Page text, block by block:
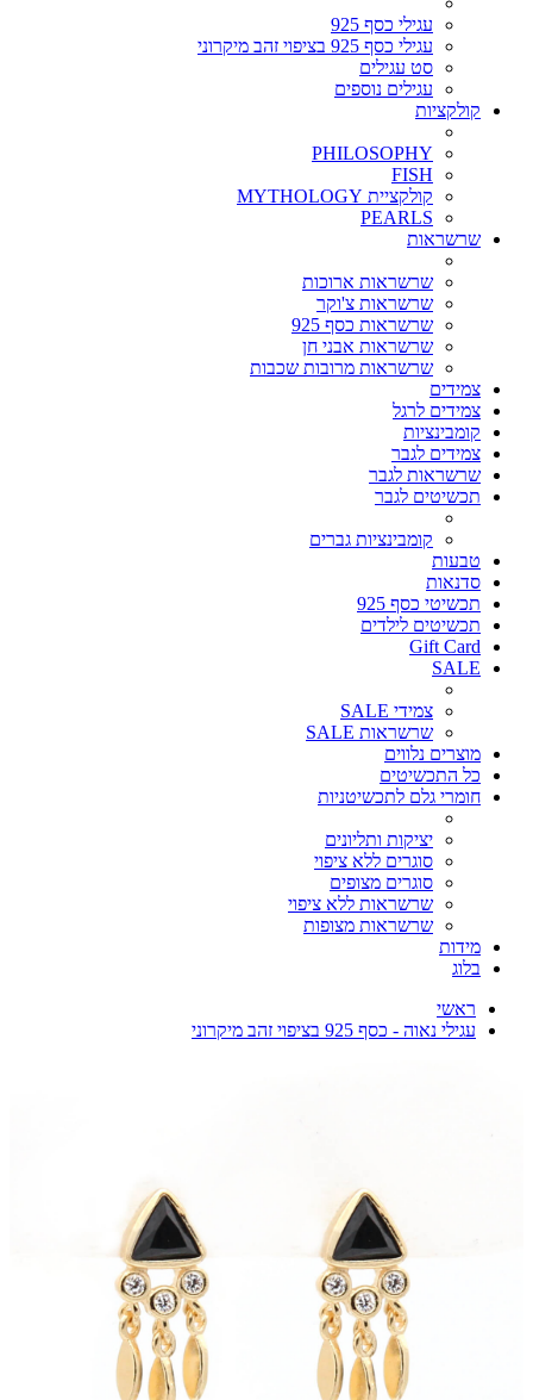
עגילי כסף 925
עגילי כסף 925 בציפוי זהב מיקרוני
סט עגילים
עגילים נוספים
קולקציות
PHILOSOPHY
FISH
קולקציית MYTHOLOGY
PEARLS
שרשראות
שרשראות ארוכות
שרשראות צ'וקר
שרשראות כסף 925
שרשראות אבני חן
שרשראות מרובות שכבות
צמידים
צמידים לרגל
קומבינציות
צמידים לגבר
שרשראות לגבר
תכשיטים לגבר
קומבינציות גברים
טבעות
סדנאות
תכשיטי כסף 925
תכשיטים לילדים
Gift Card
SALE
צמידי SALE
שרשראות SALE
מוצרים נלווים
כל התכשיטים
חומרי גלם לתכשיטניות
יציקות ותליונים
סוגרים ללא ציפוי
סוגרים מצופים
שרשראות ללא ציפוי
שרשראות מצופות
מידות
בלוג
ראשי
עגילי נאוה - כסף 925 בציפוי זהב מיקרוני